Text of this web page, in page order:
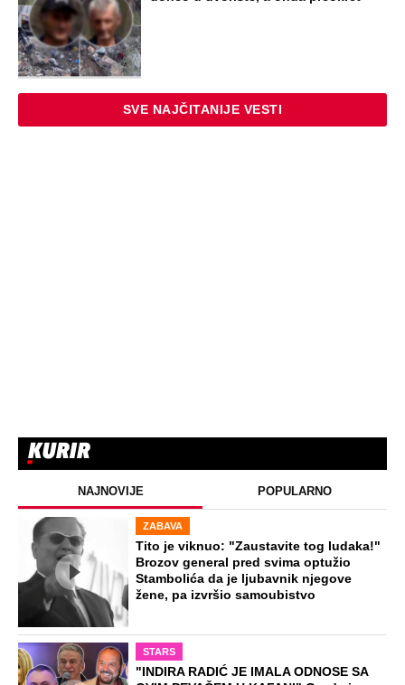
Vikao je u gluvo doba
zajedno sa delom nasledstva: 14 godina
bila zazidana u sobici, ali je u tajnosti